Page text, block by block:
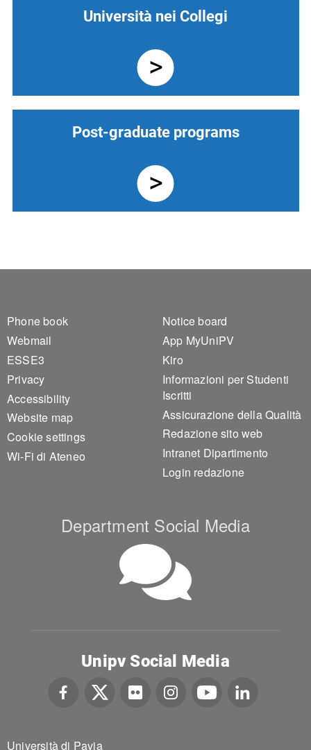
Università nei Collegi
Post-graduate programs
Footer 1
Phone book
Webmail
ESSE3
Privacy
Accessibility
Website map
Cookie settings
Wi-Fi di Ateneo
Footer 2
Notice board
App MyUniPV
Kiro
Informazioni per Studenti
Iscritti
Assicurazione della Qualità
Redazione sito web
Intranet Dipartimento
Login redazione
Department Social Media
Università di Pavia
Unipv Social Media